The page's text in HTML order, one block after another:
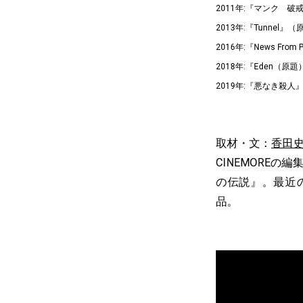
2011年:『マンク 破戒
2013年:『Tunnel』（
2016年:『News From
2018年:『Eden（原題
2019年:『悪なき殺人
取材・文： 香田
CINEMOREの編
の伝説』。最近
品。